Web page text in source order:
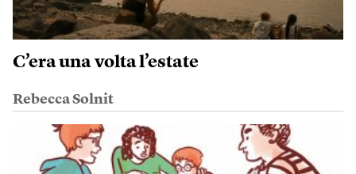
C’era una volta l’estate
Rebecca Solnit